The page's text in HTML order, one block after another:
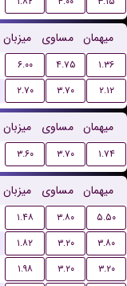
میزبان مساوی میهمان
۶.۰۰ ۴.۷۵
۱.۳۶
۲.۷۰ ۳.۷۰ ۲.۱۲
میزبان مساوی میهمان
۳.۶۰ ۳.۷۰ ۱.۷۴
میزبان مساوی میهمان
۱.۴۸ ۳.۸۰
۵.۵۰
۱.۸۲ ۳.۲۰
۳.۸۰
۱.۹۸ ۳.۲۰
۳.۲۰